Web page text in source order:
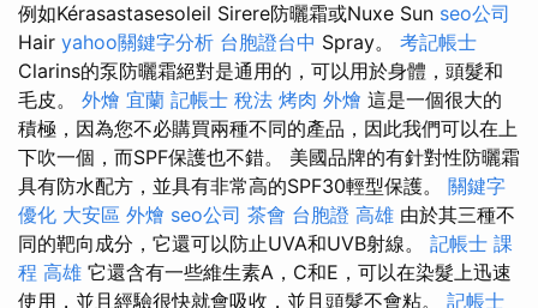
例如Kérasastasesoleil Sirere防曬霜或Nuxe Sun seo公司
Hair yahoo關鍵字分析 台胞證台中 Spray。 考記帳士
Clarins的泵防曬霜絕對是通用的，可以用於身體，頭髮和
毛皮。 外燴 宜蘭 記帳士 稅法 烤肉 外燴 這是一個很大的
積極，因為您不必購買兩種不同的產品，因此我們可以在上
下吹一個，而SPF保護也不錯。 美國品牌的有針對性防曬霜
具有防水配方，並具有非常高的SPF30輕型保護。 關鍵字
優化 大安區 外燴 seo公司 茶會 台胞證 高雄 由於其三種不
同的靶向成分，它還可以防止UVA和UVB射線。 記帳士 課
程 高雄 它還含有一些維生素A，C和E，可以在染髮上迅速
使用，並且經驗很快就會吸收，並且頭髮不會粘。 記帳士